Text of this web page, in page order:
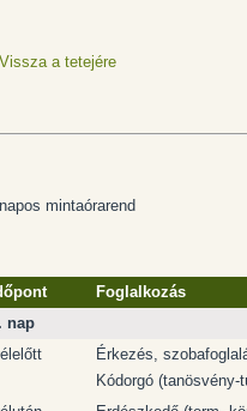
Vissza a tetejére
mintaórarend
Foglalkozás
nap
Érkezés,
Kódorgó